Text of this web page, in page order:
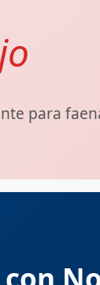
para